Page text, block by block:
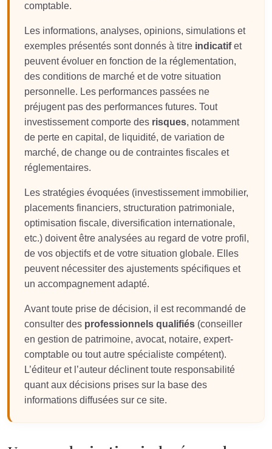
comptable.
Les informations, analyses, opinions, simulations et
exemples présentés sont donnés à titre indicatifet
peuvent évoluer en fonction de la réglementation,
des conditions de marché et de votre situation
personnelle. Les performances passées ne
préjugent pas des performances futures. Tout
investissement comporte des risques, notamment
de perte en capital, de liquidité, de variation de
marché, de change ou de contraintes fiscales et
réglementaires.
Les stratégies évoquées (investissement immobilier,
placements financiers, structuration patrimoniale,
optimisation fiscale, diversification internationale,
etc.) doivent être analysées au regard de votre profil,
de vos objectifs et de votre situation globale. Elles
peuvent nécessiter des ajustements spécifiques et
un accompagnement adapté.
Avant toute prise de décision, il est recommandé de
consulter des professionnels qualifiés (conseiller
en gestion de patrimoine, avocat, notaire, expert-
comptable ou tout autre spécialiste compétent).
L’éditeur et l’auteur déclinent toute responsabilité
quant aux décisions prises sur la base des
informations diffusées sur ce site.